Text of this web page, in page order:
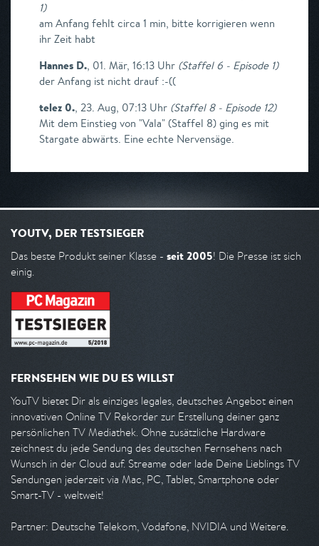
1)
am Anfang fehlt circa 1 min, bitte korrigieren wenn
ihr Zeit habt
Hannes D., 01. Mär, 16:13 Uhr (Staffel 6 - Episode 1)
der Anfang ist nicht drauf :-((
telez 0., 23. Aug, 07:13 Uhr (Staffel 8 - Episode 12)
Mit dem Einstieg von "Vala" (Staffel 8) ging es mit
Stargate abwärts. Eine echte Nervensäge.
YOUTV, DER TESTSIEGER
Das beste Produkt seiner Klasse - seit 2005! Die Presse ist sich
einig.
FERNSEHEN WIE DU ES WILLST
YouTV bietet Dir als einziges legales, deutsches Angebot einen
innovativen Online TV Rekorder zur Erstellung deiner ganz
persönlichen TV Mediathek. Ohne zusätzliche Hardware
zeichnest du jede Sendung des deutschen Fernsehens nach
Wunsch in der Cloud auf. Streame oder lade Deine Lieblings TV
Sendungen jederzeit via Mac, PC, Tablet, Smartphone oder
Smart-TV - weltweit!
Partner: Deutsche Telekom, Vodafone, NVIDIA und Weitere.